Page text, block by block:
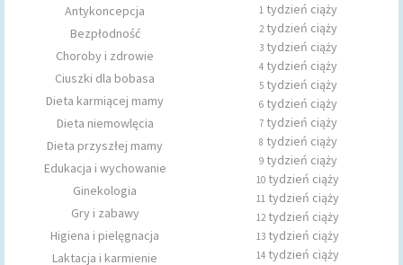
Antykoncepcja
Bezpłodność
Choroby i zdrowie
Ciuszki dla bobasa
Dieta karmiącej mamy
Dieta niemowlęcia
Dieta przyszłej mamy
Edukacja i wychowanie
Ginekologia
Gry i zabawy
Higiena i pielęgnacja
Laktacja i karmienie
1tydzień ciąży
2tydzień ciąży
3tydzień ciąży
4tydzień ciąży
5tydzień ciąży
6tydzień ciąży
7tydzień ciąży
8 tydzień ciąży
9tydzień ciąży
10 tydzień ciąży
11 tydzień ciąży
12tydzień ciąży
13 tydzień ciąży
14 tydzień ciąży